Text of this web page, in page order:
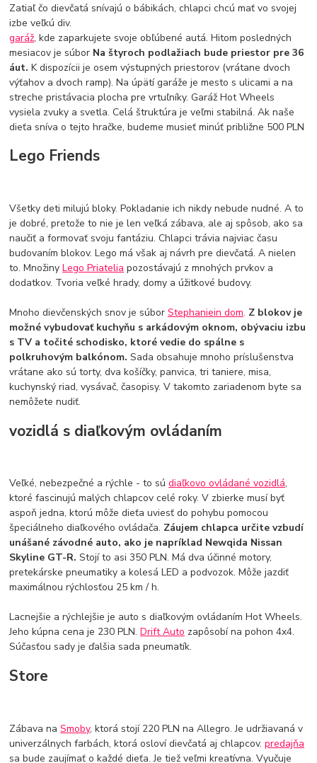
Zatiaľ čo dievčatá snívajú o bábikách, chlapci chcú mať vo svojej
izbe veľkú div.
garáž, kde zaparkujete svoje obľúbené autá. Hitom posledných
mesiacov je súbor Na štyroch podlažiach bude priestor pre 36
áut.K dispozícii je osem výstupných priestorov (vrátane dvoch
výťahov a dvoch ramp). Na úpätí garáže je mesto s ulicami a na
streche pristávacia plocha pre vrtuľníky. Garáž Hot Wheels
vysiela zvuky a svetla. Celá štruktúra je veľmi stabilná. Ak naše
dieťa sníva o tejto hračke, budeme musieť minúť približne 500 PLN
Lego Friends
Všetky deti milujú bloky. Pokladanie ich nikdy nebude nudné. A to
je dobré, pretože to nie je len veľká zábava, ale aj spôsob, ako sa
naučiť a formovať svoju fantáziu. Chlapci trávia najviac času
budovaním blokov. Lego má však aj návrh pre dievčatá. A nielen
to. MnožinyLego Priatelia pozostávajú z mnohých prvkov a
dodatkov. Tvoria veľké hrady, domy a úžitkové budovy.
Mnoho dievčenských snov je súborStephaniein dom. Z blokov je
možné vybudovať kuchyňu s arkádovým oknom, obývaciu izbu
s TV a točité schodisko, ktoré vedie do spálne s
polkruhovým balkónom.Sada obsahuje mnoho príslušenstva
vrátane ako sú torty, dva košíčky, panvica, tri taniere, misa,
kuchynský riad, vysávač, časopisy. V takomto zariadenom byte sa
nemôžete nudiť.
vozidlá s diaľkovým ovládaním
Veľké, nebezpečné a rýchle - to súdiaľkovo ovládané vozidlá,
ktoré fascinujú malých chlapcov celé roky. V zbierke musí byť
aspoň jedna, ktorú môže dieťa uviesť do pohybu pomocou
špeciálneho diaľkového ovládača. Záujem chlapca určite vzbudí
unášané závodné auto, ako je napríklad Newqida Nissan
Skyline GT-R.Stojí to asi 350 PLN. Má dva účinné motory,
pretekárske pneumatiky a kolesá LED a podvozok. Môže jazdiť
maximálnou rýchlosťou 25 km / h.
Lacnejšie a rýchlejšie je auto s diaľkovým ovládaním Hot Wheels.
Jeho kúpna cena je 230 PLN.Drift Auto zapôsobí na pohon 4x4.
Súčasťou sady je ďalšia sada pneumatík.
Store
Zábava naSmoby, ktorá stojí 220 PLN na Allegro. Je udržiavaná v
univerzálnych farbách, ktorá osloví dievčatá aj chlapcov.predajňa
sa bude zaujímať o každé dieťa. Je tiež veľmi kreatívna. Vyučuje